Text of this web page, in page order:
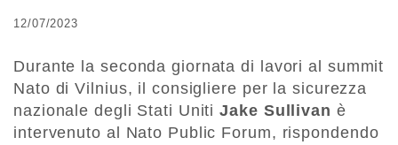
12/07/2023
Durante la seconda giornata di lavori al summit
Nato di Vilnius, il consigliere per la sicurezza
nazionale degli Stati UnitiJake Sullivan è
intervenuto al Nato Public Forum, rispondendo